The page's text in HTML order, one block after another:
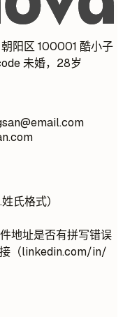
阳区 100001 酷小子
未婚，28岁
氏格式）
地址是否有拼写错误
（linkedin.com/in/